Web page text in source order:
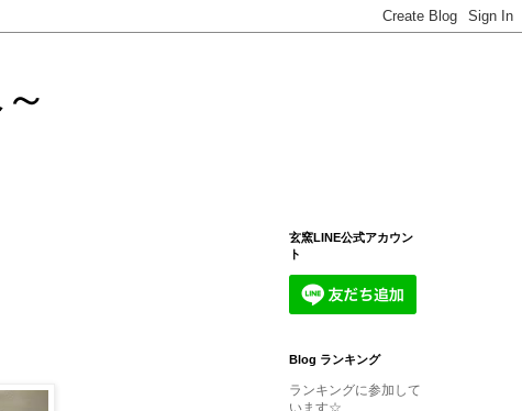
玄窯LINE公式アカウン
ト
Blog ランキング
ランキングに参加して
います☆